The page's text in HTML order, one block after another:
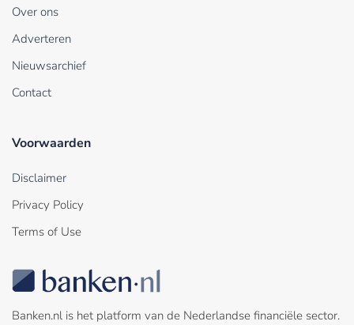
Over ons
Adverteren
Nieuwsarchief
Contact
Voorwaarden
Disclaimer
Privacy Policy
Terms of Use
Banken.nl is het platform van de Nederlandse financiële sector.